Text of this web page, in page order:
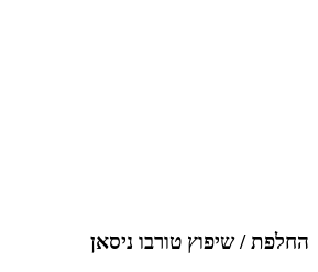
החלפת / שיפוץ טורבו ניסאן